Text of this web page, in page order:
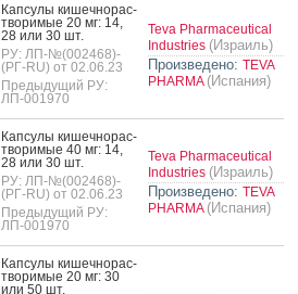
Кап­су­лы ки­шеч­но­рас­
тво­римые 20 мг: 14,
28 или 30 шт.
РУ: ЛП-№(002468)-
(РГ-RU) от 02.06.23
Предыдущий РУ:
ЛП-001970
Teva Pharmaceutical
Industries (Израиль)
Произведено: TEVA
PHARMA (Испания)
Кап­су­лы ки­шеч­но­рас­
тво­римые 40 мг: 14,
28 или 30 шт.
РУ: ЛП-№(002468)-
(РГ-RU) от 02.06.23
Предыдущий РУ:
ЛП-001970
Teva Pharmaceutical
Industries (Израиль)
Произведено: TEVA
PHARMA (Испания)
Кап­су­лы ки­шеч­но­рас­
тво­римые 20 мг: 30
или 50 шт.